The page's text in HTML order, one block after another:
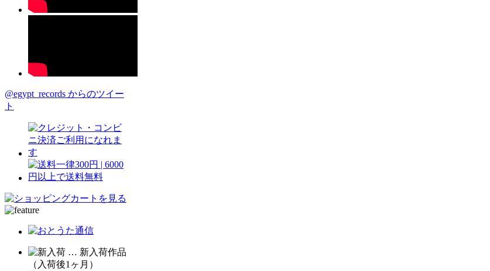
@egypt_records からのツイー
ト
… 新入荷作品
（入荷後1ヶ月）